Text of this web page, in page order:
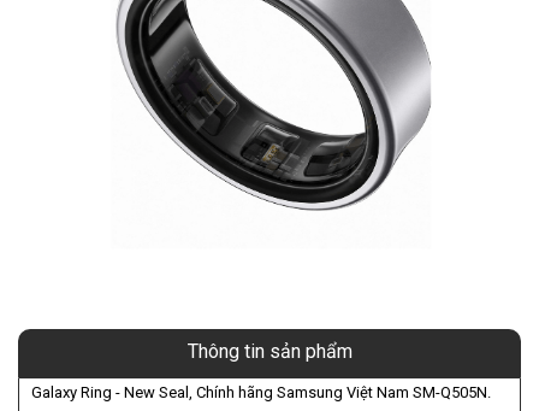
Thông tin sản phẩm
Galaxy Ring - New Seal, Chính hãng Samsung Việt Nam SM-Q505N.